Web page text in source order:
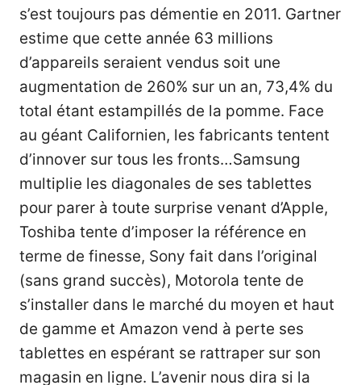
s’est toujours pas démentie en 2011. Gartner
estime que cette année 63 millions
d’appareils seraient vendus soit une
augmentation de 260% sur un an, 73,4% du
total étant estampillés de la pomme. Face
au géant Californien, les fabricants tentent
d’innover sur tous les fronts…Samsung
multiplie les diagonales de ses tablettes
pour parer à toute surprise venant d’Apple,
Toshiba tente d’imposer la référence en
terme de finesse, Sony fait dans l’original
(sans grand succès), Motorola tente de
s’installer dans le marché du moyen et haut
de gamme et Amazon vend à perte ses
tablettes en espérant se rattraper sur son
magasin en ligne. L’avenir nous dira si la